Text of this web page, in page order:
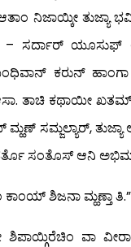
ನಿಜಾಯ್ಕೀ ತುಜ್ಯಾ
– ಸರ್ದಾರ್ ಯೂಸುಫ್
ಕರುನ್ ಹಾಂಗಾ
ತಾಚಿ ಕಥಾಯೀ
ಸಮ್ಜಲ್ಯಾರ್, ತುಜ್ಯಾ
ಸಂತೊಸ್ ಆನಿ
ಶಿಜನಾ ಮ್ಹಣ್ತಾ ತಿ.”
ವಾ